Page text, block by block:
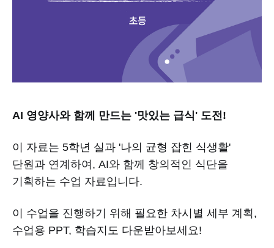
AI 영양사와 함께 만드는 '맛있는 급식' 도전!
이 자료는 5학년 실과 '나의 균형 잡힌 식생활'
단원과 연계하여, AI와 함께 창의적인 식단을
기획하는 수업 자료입니다.
이 수업을 진행하기 위해 필요한 차시별 세부 계획,
수업용 PPT, 학습지도 다운받아보세요!